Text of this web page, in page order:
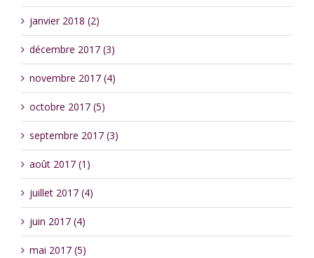
janvier 2018 (2)
décembre 2017 (3)
novembre 2017 (4)
octobre 2017 (5)
septembre 2017 (3)
août 2017 (1)
juillet 2017 (4)
juin 2017 (4)
mai 2017 (5)